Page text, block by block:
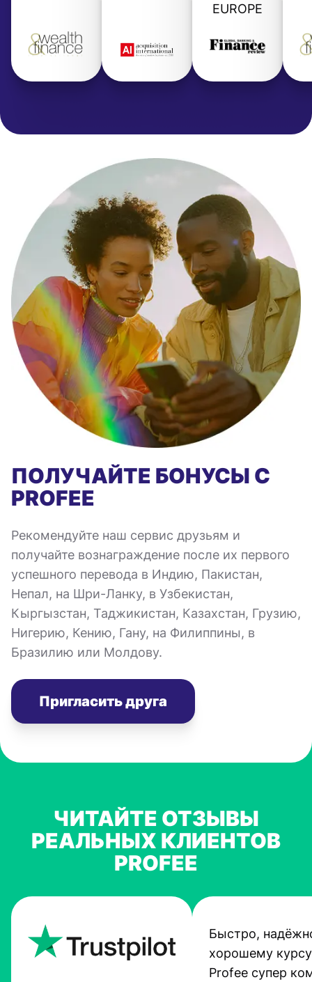
EUROPE
ПОЛУЧАЙТЕ БОНУСЫ С
PROFEE
Рекомендуйте наш сервис друзьям и
получайте вознаграждение после их первого
успешного перевода в Индию, Пакистан,
Непал, на Шри-Ланку, в Узбекистан,
Кыргызстан, Таджикистан, Казахстан, Грузию,
Нигерию, Кению, Гану, на Филиппины, в
Бразилию или Молдову.
Пригласить друга
ЧИТАЙТЕ ОТЗЫВЫ
РЕАЛЬНЫХ КЛИЕНТОВ
PROFEE
Быстро,
хорошему
Profee супер